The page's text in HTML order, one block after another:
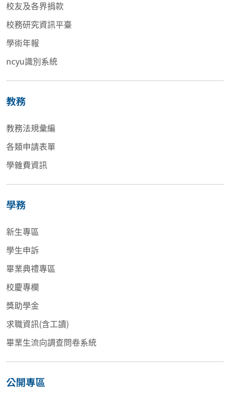
校友及各界捐款
校務研究資訊平臺
學術年報
ncyu識別系統
教務
教務法規彙編
各類申請表單
學雜費資訊
學務
新生專區
學生申訴
畢業典禮專區
校慶專欄
獎助學金
求職資訊(含工讀)
畢業生流向調查問卷系統
公開專區